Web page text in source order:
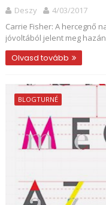
Deszy
4/03/2017
Carrie Fisher: A ​hercegnő
jóvoltából jelent meg
Olvasd tovább
BLOGTURNÉ